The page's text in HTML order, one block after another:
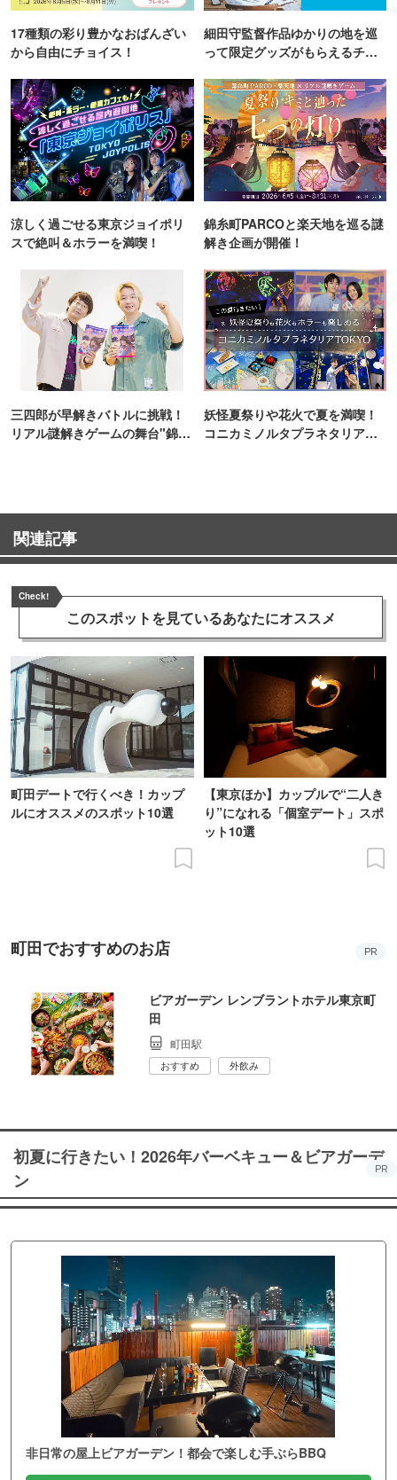
17種類の彩り豊かなおばんざい
から自由にチョイス！
細田守監督作品ゆかりの地を巡
って限定グッズがもらえるチャ
涼しく過ごせる東京ジョイポリ
スで絶叫＆ホラーを満喫！
錦糸町PARCOと楽天地を巡る謎
解き企画が開催！
三四郎が早解きバトルに挑戦！
リアル謎解きゲームの舞台"錦糸
妖怪夏祭りや花火で夏を満喫！
コニカミノルタプラネタリア
関連記事
Check!
このスポットを見ているあなたにオススメ
町田デートで行くべき！カップ
ルにオススメのスポット10選
【東京ほか】カップルで“二人き
り”になれる「個室デート」スポ
ット10選
町田でおすすめのお店 PR
ビアガーデン レンブラントホテル東京町
田
町田駅
おすすめ 外飲み
初夏に行きたい！2026年バーベキュー＆ビアガーデ
ン
PR
非日常の屋上ビアガーデン！都会で楽しむ手ぶらBBQ